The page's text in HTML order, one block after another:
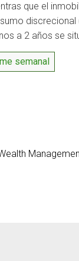
que el
discrecional
a 2 años se
semanal